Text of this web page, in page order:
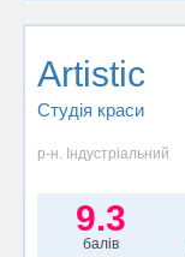
Artistic
Студія краси
р-н. Індустріальний
9.3
балів